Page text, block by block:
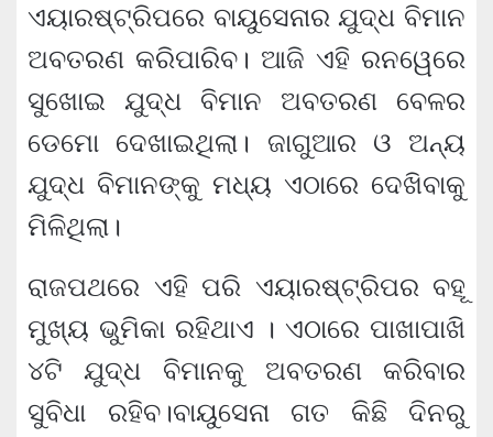
ଏୟାରଷ୍ଟ୍ରିପରେ ବାୟୁସେନାର ଯୁଦ୍ଧ ବିମାନ
ଅବତରଣ କରିପାରିବ। ଆଜି ଏହି ରନୱେରେ
ସୁଖୋଇ ଯୁଦ୍ଧ ବିମାନ ଅବତରଣ ବେଳର
ଡେମୋ ଦେଖାଇଥିଲା। ଜାଗୁଆର ଓ ଅନ୍ୟ
ଯୁଦ୍ଧ ବିମାନଙ୍କୁ ମଧ୍ୟ ଏଠାରେ ଦେଖିବାକୁ
ମିଳିଥିଲା।
ରାଜପଥରେ ଏହି ପରି ଏୟାରଷ୍ଟ୍ରିପର ବହୂ
ମୁଖ୍ୟ ଭୁମିକା ରହିଥାଏ । ଏଠାରେ ପାଖାପାଖି
୪ଟି ଯୁଦ୍ଧ ବିମାନକୁ ଅବତରଣ କରିବାର
ସୁବିଧା ରହିବ।ବାୟୁସେନା ଗତ କିଛି ଦିନରୁ